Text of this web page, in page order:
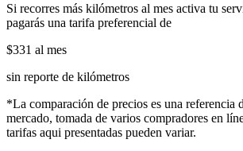
Si recorres más kilómetros al mes activa tu
pagarás una tarifa preferencial de
$331 al mes
sin reporte de kilómetros
*La comparación de precios es una referencia
mercado, tomada de varios compradores en
tarifas aqui presentadas pueden variar.